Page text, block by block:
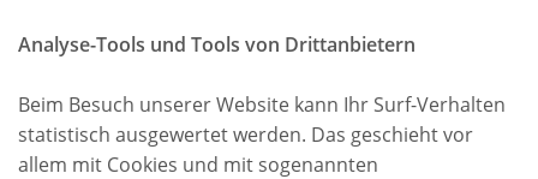
Analyse-Tools und Tools von Drittanbietern
Beim Besuch unserer Website kann Ihr Surf-Verhalten
statistisch ausgewertet werden. Das geschieht vor
allem mit Cookies und mit sogenannten